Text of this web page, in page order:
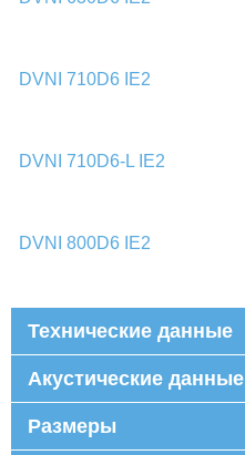
DVNI 710D6 IE2
DVNI 710D6-L IE2
DVNI 800D6 IE2
Технические данные
Акустические данные
Размеры